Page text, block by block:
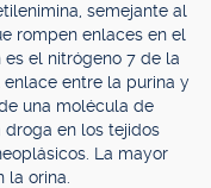
semejante al
rompen enlaces en el
el nitrógeno 7 de la
entre la purina y
una molécula de
en los tejidos
La mayor
orina.